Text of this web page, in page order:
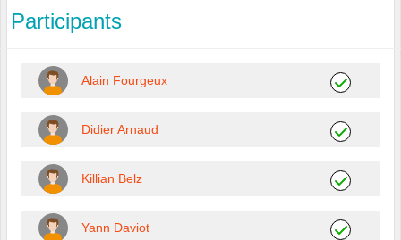
Participants
Alain Fourgeux
Didier Arnaud
Killian Belz
Yann Daviot